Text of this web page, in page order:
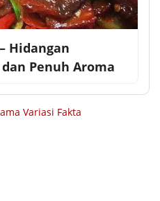
Hidangan
Penuh Aroma
Variasi Fakta